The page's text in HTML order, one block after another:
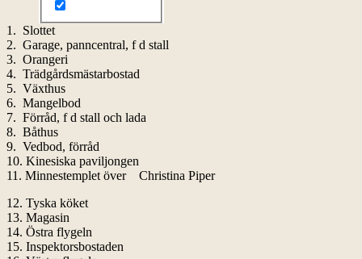
1. Slottet
2. Garage, panncentral, f d stall
3. Orangeri
4. Trädgårdsmästarbostad
5. Växthus
6. Mangelbod
7. Förråd, f d stall och lada
8. Båthus
9. Vedbod, förråd
10. Kinesiska paviljongen
11. Minnestemplet över Christina Piper
12. Tyska köket
13. Magasin
14. Östra flygeln
15. Inspektorsbostaden